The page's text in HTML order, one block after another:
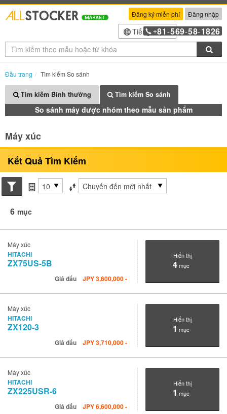
Đăng ký miễn phí Đăng nhập
Tiếng Việt
+81 -569-58-1826
Đầu trang Tìm kiếm So sánh
Tìm kiếm Bình thường Tìm kiếm So sánh
So sánh máy được nhóm theo mẫu sản phẩm
Máy xúc
Kết Quả Tìm Kiếm
Search conditions
các mục mỗi trang
Sắp xếp theo
6 mục
Máy xúc
HITACHI
ZX75US-5B
Giá đấu JPY3,600,000-
Hiển thị
4mục
Máy xúc
HITACHI
ZX120-3
Giá đấu JPY3,710,000-
Hiển thị
1 mục
Máy xúc
HITACHI
ZX225USR-6
Giá đấu JPY6,600,000-
Hiển thị
1 mục